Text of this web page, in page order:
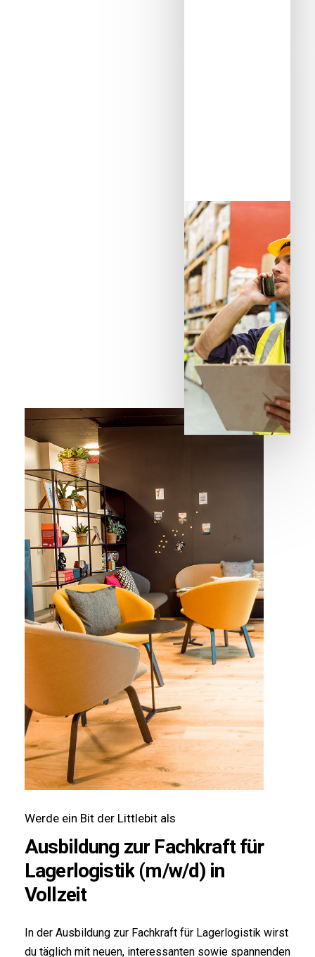
Werde ein Bit der Littlebit als
Ausbildung zur Fachkraft für
Lagerlogistik (m/w/d) in
Vollzeit
In der Ausbildung zur Fachkraft für Lagerlogistik wirst
du täglich mit neuen, interessanten sowie spannenden